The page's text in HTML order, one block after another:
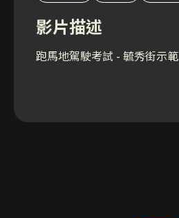
影片描述
跑馬地駕駛考試 - 毓秀街示範